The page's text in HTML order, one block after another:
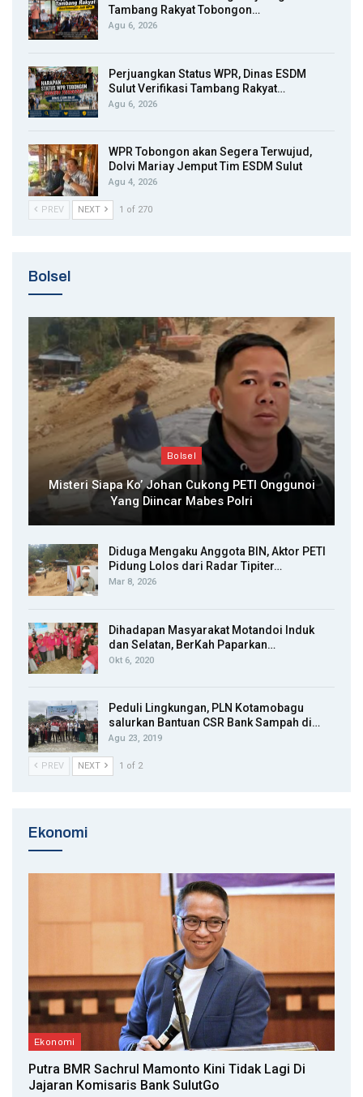
Tambang Rakyat Tobongon…
Agu 6, 2026
Perjuangkan Status WPR, Dinas ESDM
Sulut Verifikasi Tambang Rakyat…
Agu 6, 2026
WPR Tobongon akan Segera Terwujud,
Dolvi Mariay Jemput Tim ESDM Sulut
Agu 4, 2026
PREV NEXT 1 of 270
Bolsel
Bolsel
Misteri Siapa Ko’ Johan Cukong PETI Onggunoi
Yang Diincar Mabes Polri
Diduga Mengaku Anggota BIN, Aktor PETI
Pidung Lolos dari Radar Tipiter…
Mar 8, 2026
Dihadapan Masyarakat Motandoi Induk
dan Selatan, BerKah Paparkan…
Okt 6, 2020
Peduli Lingkungan, PLN Kotamobagu
salurkan Bantuan CSR Bank Sampah di…
Agu 23, 2019
PREV NEXT 1 of 2
Ekonomi
Ekonomi
Putra BMR Sachrul Mamonto Kini Tidak Lagi Di
Jajaran Komisaris Bank SulutGo